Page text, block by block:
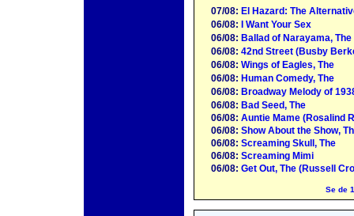
07/08: El Hazard: The
06/08: I Want Your Sex
06/08: Ballad of Narayama,
06/08: 42nd Street (Busby
06/08: Wings of Eagles, The
06/08: Human Comedy, The
06/08: Broadway Melody of
06/08: Bad Seed, The
06/08: Auntie Mame (Rosalind
06/08: Show About the Show,
06/08: Screaming Skull, The
06/08: Screaming Mimi
06/08: Get Out, The (Russell
Se de